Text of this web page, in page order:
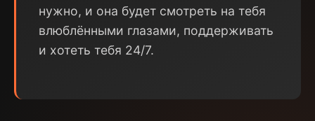
нужно, и она будет смотреть на тебя
влюблёнными глазами, поддерживать
и хотеть тебя 24/7.